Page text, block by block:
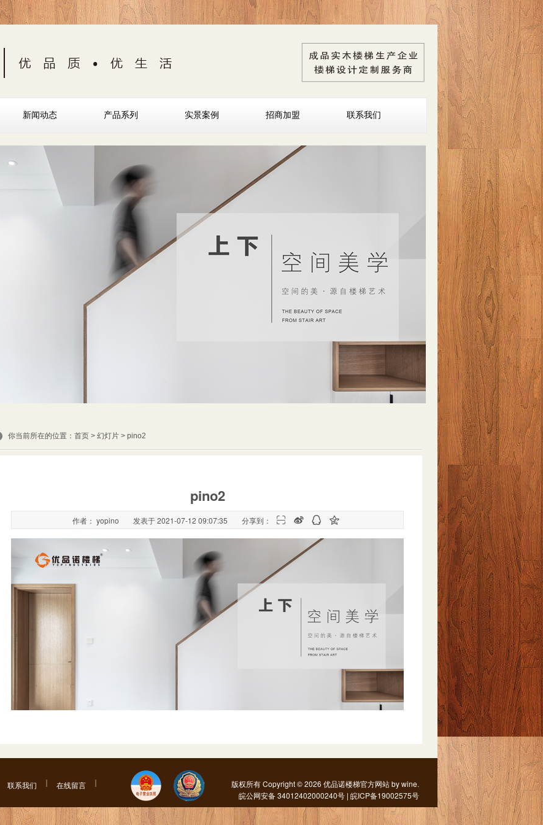
新闻动态 产品系列 实景案例 招商加盟 联系我们
你当前所在的位置： 首页 > 幻灯片 > pino2
pino2
作者： yopino 发表于 2021-07-12 09:07:35 分享到：    
联系我们 在线留言 版权所有 Copyright © 2026 优品诺楼梯官方网站 bywine.
皖公网安备 34012402000240号 | 皖ICP备19002575号